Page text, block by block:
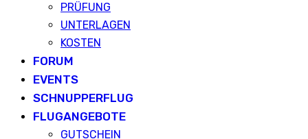
PRÜFUNG
UNTERLAGEN
KOSTEN
FORUM
EVENTS
SCHNUPPERFLUG
FLUGANGEBOTE
GUTSCHEIN